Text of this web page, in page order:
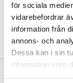
för sociala
vidarebefordrar
information från
annons- och
Dessa kan i sin
information som
LUO ASIAKAS